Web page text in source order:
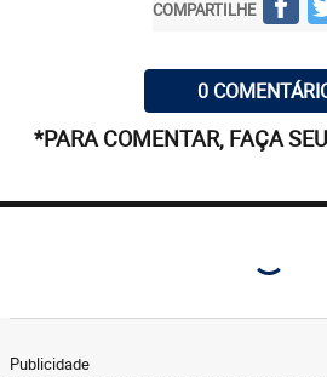
COMPARTILHE
0
*PARA COMENTAR, FAÇA SEU
Publicidade